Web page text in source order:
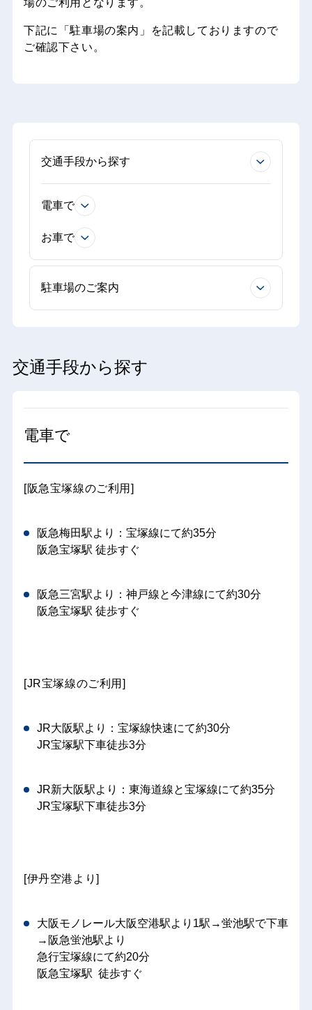
場のご利用となります。
下記に「駐車場の案内」を記載しておりますので
ご確認下さい。
交通手段から探す
電車で
お車で
駐車場のご案内
交通手段から探す
電車で
[阪急宝塚線のご利用]
阪急梅田駅より：宝塚線にて約35分
阪急宝塚駅 徒歩すぐ
阪急三宮駅より：神戸線と今津線にて約30分
阪急宝塚駅 徒歩すぐ
[JR宝塚線のご利用]
JR大阪駅より：宝塚線快速にて約30分
JR宝塚駅下車徒歩3分
JR新大阪駅より：東海道線と宝塚線にて約35分
JR宝塚駅下車徒歩3分
[伊丹空港より]
大阪モノレール大阪空港駅より1駅→蛍池駅で下車
→阪急蛍池駅より
急行宝塚線にて約20分
阪急宝塚駅 徒歩すぐ